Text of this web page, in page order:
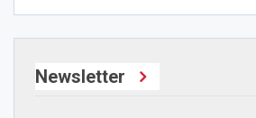
Newsletter